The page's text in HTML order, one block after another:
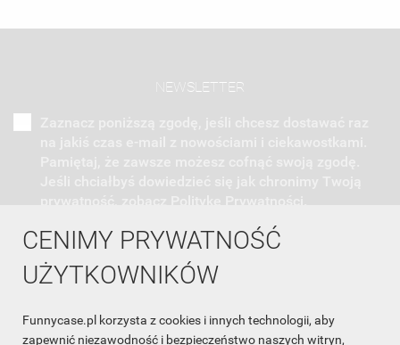
CENIMY PRYWATNOŚĆ
UŻYTKOWNIKÓW
Funnycase.pl korzysta z cookies i innych technologii, aby
zapewnić niezawodność i bezpieczeństwo naszych witryn,
NEWSLETTER
INFORMACJA O SKLEPIE